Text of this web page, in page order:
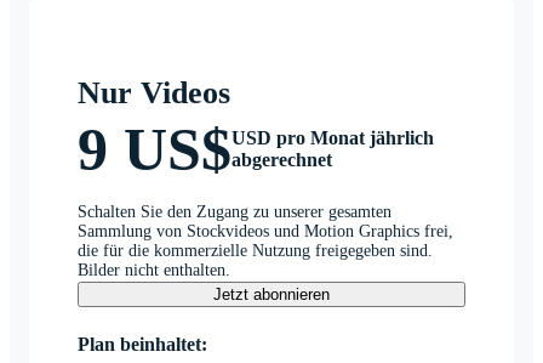
Nur Videos
9 US$USD pro Monat jährlich
abgerechnet
Schalten Sie den Zugang zu unserer gesamten
Sammlung von Stockvideos und Motion Graphics frei,
die für die kommerzielle Nutzung freigegeben sind.
Bilder nicht enthalten.
Jetzt abonnieren
Plan beinhaltet: